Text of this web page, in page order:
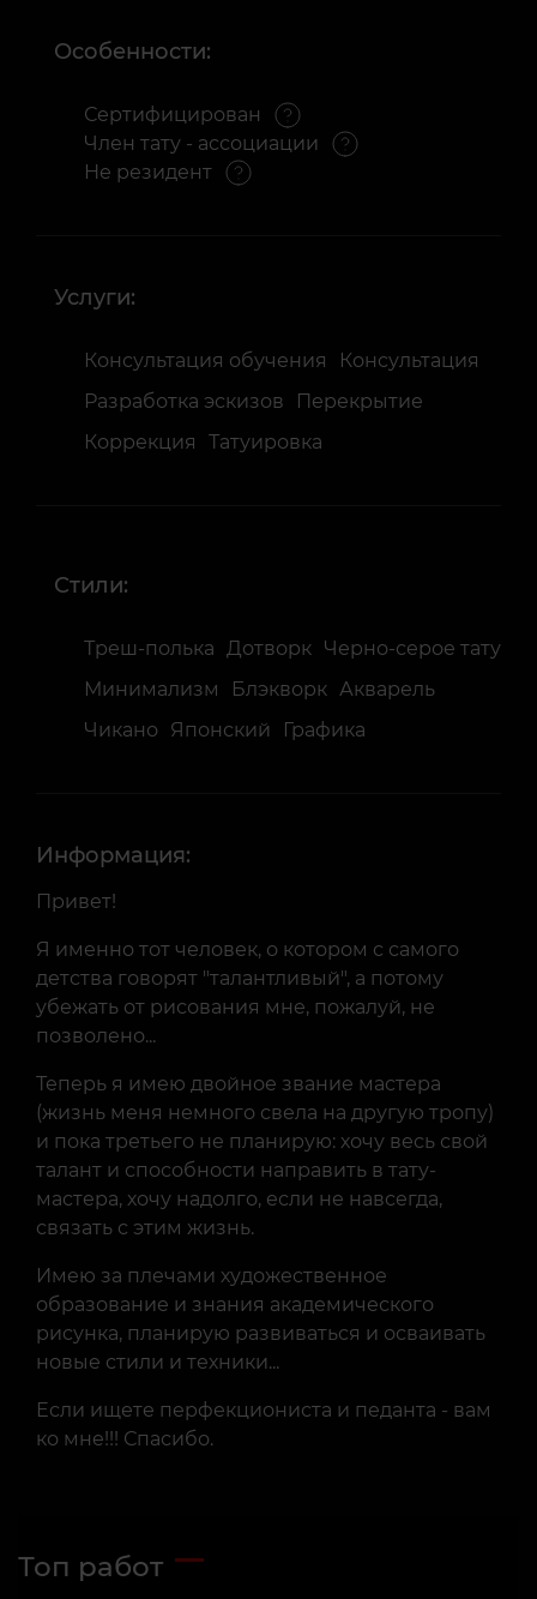
Особенности:
Сертифицирован
Член тату - ассоциации
Не резидент
Услуги:
Консультация обучения
Консультация
Разработка эскизов
Перекрытие
Коррекция
Татуировка
Стили:
Треш-полька Дотворк Черно-серое тату
Минимализм
Блэкворк Акварель
Чикано
Японский Графика
Информация:
Привет!
Я именно тот человек, о котором с самого
детства говорят "талантливый", а потому
убежать от рисования мне, пожалуй, не
позволено...
Теперь я имею двойное звание мастера
(жизнь меня немного свела на другую тропу)
и пока третьего не планирую: хочу весь свой
талант и способности направить в тату-
мастера, хочу надолго, если не навсегда,
связать с этим жизнь.
Имею за плечами художественное
образование и знания академического
рисунка, планирую развиваться и осваивать
новые стили и техники...
Если ищете перфекциониста и педанта - вам
ко мне!!! Спасибо.
Топ работ